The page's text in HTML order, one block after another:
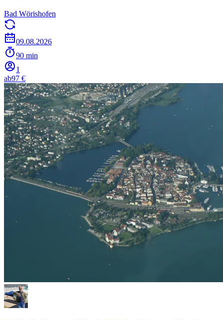
Bad Wörishofen
09.08.2026
90 min
1
ab97 €